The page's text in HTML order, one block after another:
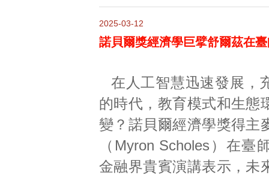
2025-03-12
諾貝爾獎經濟學巨擘舒爾茲在
在人工智慧迅速發展，
的時代，教育模式和生態
變？諾貝爾經濟學獎得主
（Myron Scholes）在臺
金融界貴賓演講表示，未